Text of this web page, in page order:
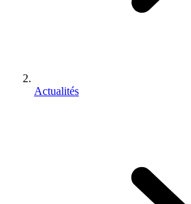
Actualités